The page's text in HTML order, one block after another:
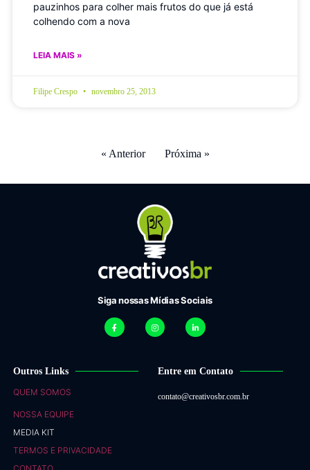
pauzinhos para colher mais frutos do que já está
colhendo com a nova
LEIA MAIS »
Filipe Crespo novembro 25, 2013
« Anterior Próxima »
Siga nossas Mídias Sociais
Outros Links
QUEM SOMOS
NOSSA EQUIPE
MEDIA KIT
TERMOS E PRIVACIDADE
Entre em Contato
contato@creativosbr.com.br